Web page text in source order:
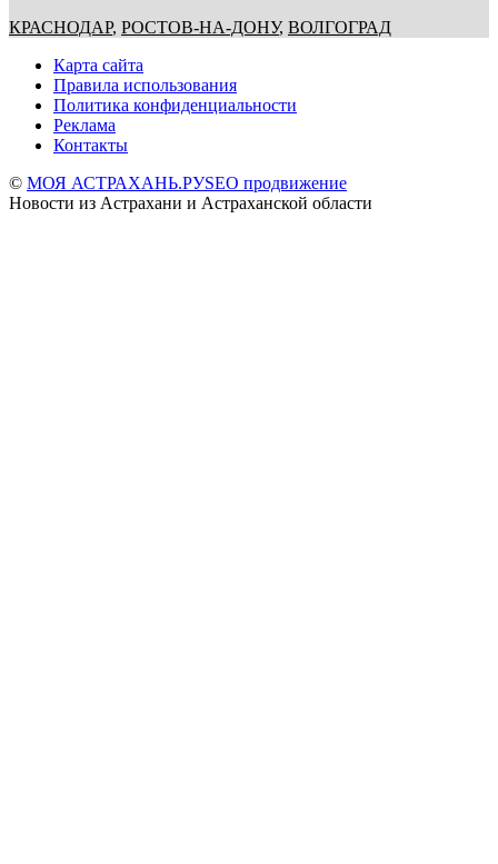
КРАСНОДАР, РОСТОВ-НА-ДОНУ, ВОЛГОГРАД
Карта сайта
Правила использования
Политика конфиденциальности
Реклама
Контакты
© МОЯ АСТРАХАНЬ.РУSEO продвижение
Новости из Астрахани и Астраханской области